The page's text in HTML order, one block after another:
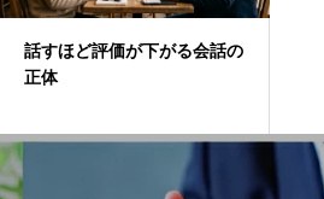
話すほど評価が下がる会話の
正体